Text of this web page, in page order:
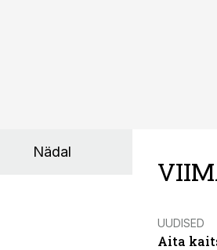
Nädal
UUDISED
Aita